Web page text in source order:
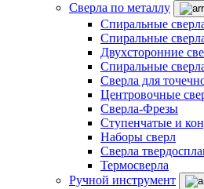
Сверла по металлу
Спиральные
Спиральные
Двухсторонние
Спиральные
Сверла для
Центровочные
Сверла-Фрезы
Ступенчатые и
Наборы сверл
Сверла
Термосверла
Ручной инструмент